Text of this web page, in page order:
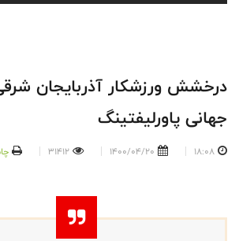
-
-
درخشش ورزشکار آذربایجان
جهانی پاورلیفتینگ
18:08
1400/04/20
31412